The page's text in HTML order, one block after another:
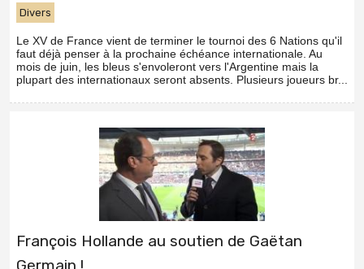
Divers
Le XV de France vient de terminer le tournoi des 6 Nations qu'il
faut déjà penser à la prochaine échéance internationale. Au
mois de juin, les bleus s'envoleront vers l'Argentine mais la
plupart des internationaux seront absents. Plusieurs joueurs br...
François Hollande au soutien de Gaëtan
Germain !